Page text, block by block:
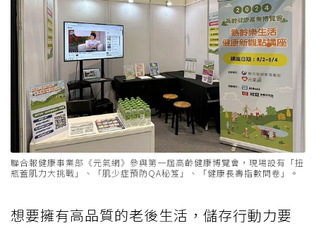
聯合報健康事業部《元氣網》參與第一屆高齡健康博覽會，現場設有「扭
瓶蓋肌力大挑戰」、「肌少症預防QA秘笈」、「健康長壽指數問卷」。
想要擁有高品質的老後生活，儲存行動力要